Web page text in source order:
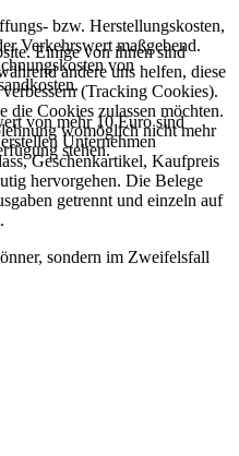
bzw. Herstellungskosten,
Verkehrswert maßgebend.
von
von mehr 10 Euro sind
Unternehmen
Geschenkartikel, Kaufpreis
hervorgehen. Die Belege
getrennt und einzeln auf
sondern im Zweifelsfall
Einige von ihnen sind
andere uns helfen, diese
(Tracking Cookies).
die Cookies zulassen möchten.
womöglich nicht mehr
stehen.